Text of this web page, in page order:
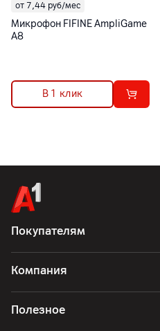
от 7,44 руб/мес
Микрофон FIFINE AmpliGame
A8
В 1 клик
Покупателям
Компания
Полезное